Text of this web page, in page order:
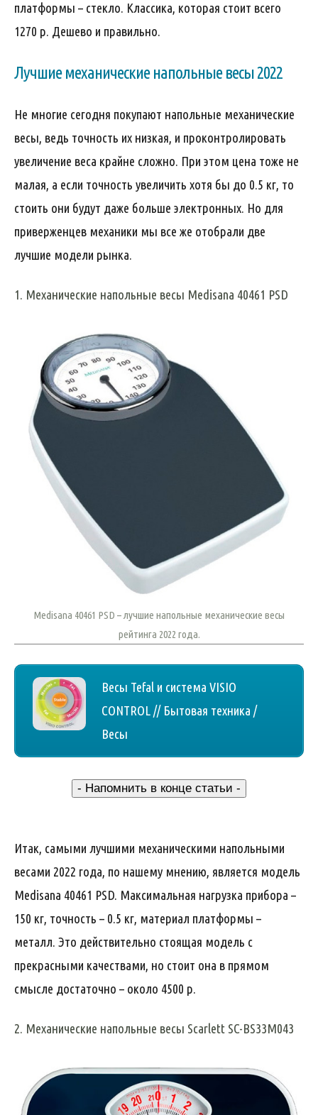
платформы – стекло. Классика, которая стоит всего
1270 р. Дешево и правильно.
Лучшие механические напольные весы 2022
Не многие сегодня покупают напольные механические
весы, ведь точность их низкая, и проконтролировать
увеличение веса крайне сложно. При этом цена тоже не
малая, а если точность увеличить хотя бы до 0.5 кг, то
стоить они будут даже больше электронных. Но для
приверженцев механики мы все же отобрали две
лучшие модели рынка.
1. Механические напольные весы Medisana 40461 PSD
Medisana 40461 PSD – лучшие напольные механические весы
рейтинга 2022 года.
Весы Tefal и система VISIO
CONTROL // Бытовая техника /
Весы
- Напомнить в конце статьи -
Итак, самыми лучшими механическими напольными
весами 2022 года, по нашему мнению, является модель
Medisana 40461 PSD. Максимальная нагрузка прибора –
150 кг, точность – 0.5 кг, материал платформы –
металл. Это действительно стоящая модель с
прекрасными качествами, но стоит она в прямом
смысле достаточно – около 4500 р.
2. Механические напольные весы Scarlett SC-BS33M043